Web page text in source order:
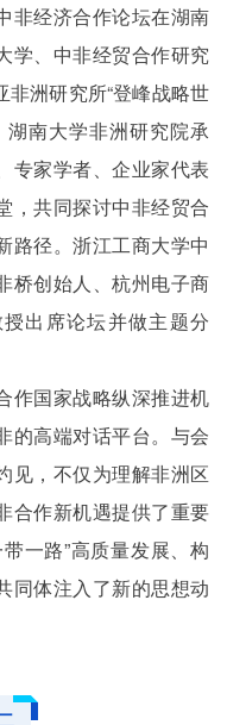
非经济合作论坛在湖南
学、中非经贸合作研究
洲研究所“登峰战略世
南大学非洲研究院承
专家学者、企业家代表
，共同探讨中非经贸合
路径。浙江工商大学中
桥创始人、杭州电子商
出席论坛并做主题分
作国家战略纵深推进机
的高端对话平台。与会
见，不仅为理解非洲区
合作新机遇提供了重要
一路”高质量发展、构
同体注入了新的思想动